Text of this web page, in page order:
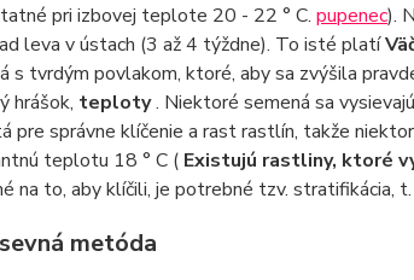
pri izbovej teplote 20 - 22 ° C. pupenec).
leva v ústach (3 až 4 týždne). To isté platí
s tvrdým povlakom, ktoré, aby sa zvýšila
hrášok, teploty. Niektoré semená sa
pre správne klíčenie a rast rastlín, takže
teplotu 18 ° C (Existujú rastliny, ktoré
na to, aby klíčili, je potrebné tzv. stratifikácia,
metóda